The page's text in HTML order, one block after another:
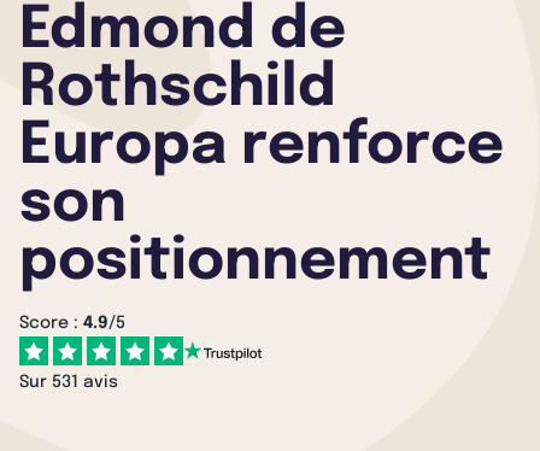
Edmond de
Rothschild
Europa renforce
son
positionnement
Score : 4.9/5
Sur 531 avis